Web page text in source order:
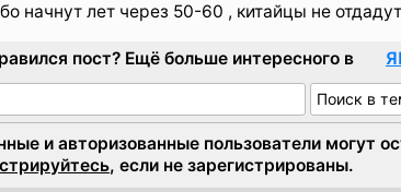
начнут лет через 50-60 , китайцы не
пост? Ещё больше интересного в
и авторизованные пользователи могут
, если не зарегистрированы.